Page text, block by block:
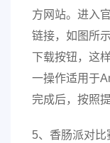
方网站。进入
链接，如图所
下载按钮，这
一操作适用于
完成后，按照
5、香肠派对